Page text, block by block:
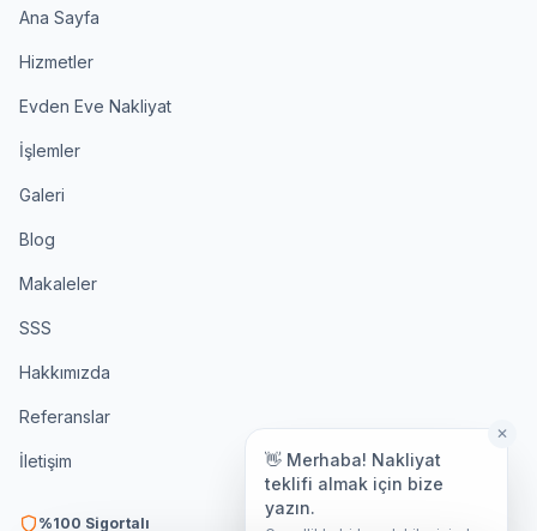
Ana Sayfa
Hizmetler
Evden Eve Nakliyat
İşlemler
Galeri
Blog
Makaleler
SSS
Hakkımızda
Referanslar
İletişim
%100 Sigortalı
✕
👋 Merhaba! Nakliyat
teklifi almak için bize
yazın.